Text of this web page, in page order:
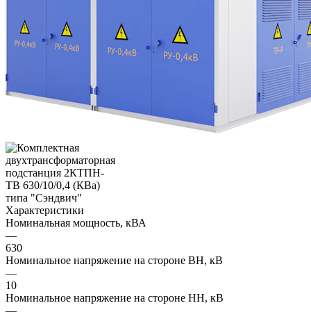
Характеристики
Номинальная мощность, кВА
—
630
Номинальное напряжение на стороне ВН, кВ
—
10
Номинальное напряжение на стороне НН, кВ
—